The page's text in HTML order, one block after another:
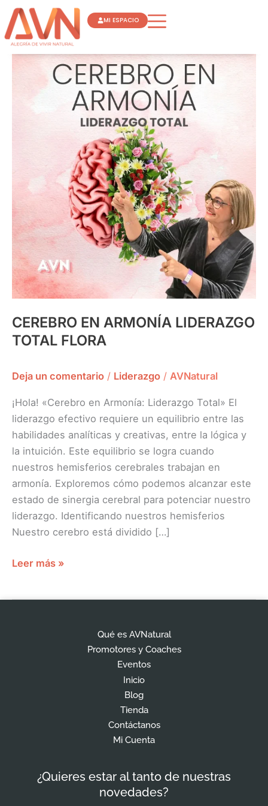
contenido
MI ESPACIO
CEREBRO EN ARMONÍA LIDERAZGO
TOTAL FLORA
Deja un comentario / Liderazgo / AVNatural
¡Hola! «Cerebro en Armonía: Liderazgo Total» El
liderazgo efectivo requiere un equilibrio entre las
habilidades analíticas y creativas, entre la lógica y
la intuición. Este equilibrio se logra cuando
nuestros hemisferios cerebrales trabajan en
armonía. Exploremos cómo podemos alcanzar este
estado de sinergia cerebral para potenciar nuestro
liderazgo. Identificando nuestros hemisferios
Nuestro cerebro está dividido […]
CEREBRO
Leer más »
Qué es AVNatural
Promotores y Coaches
Eventos
Inicio
Blog
Tienda
Contáctanos
Mi Cuenta
¿Quieres estar al tanto de nuestras
novedades?